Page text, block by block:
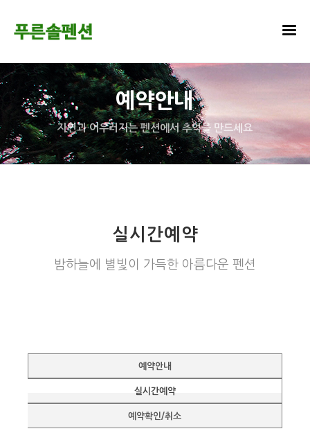
예약안내
자연과 어우러지는 펜션에서 추억을 만드세요
실시간예약
밤하늘에 별빛이 가득한 아름다운 펜션
예약안내
실시간예약
예약확인/취소